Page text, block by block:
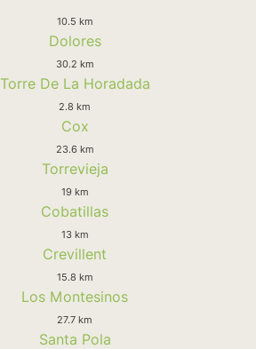
10.5 km
Dolores
30.2 km
Torre De La Horadada
2.8 km
Cox
23.6 km
Torrevieja
19 km
Cobatillas
13 km
Crevillent
15.8 km
Los Montesinos
27.7 km
Santa Pola